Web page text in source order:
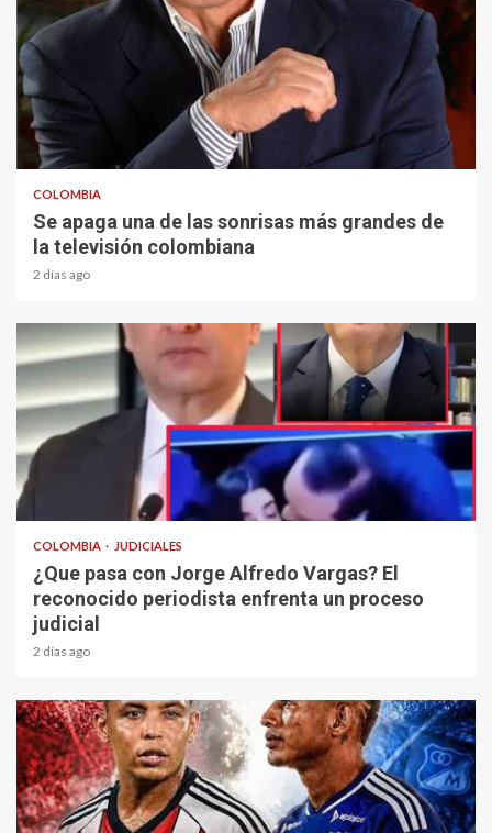
1 min read
COLOMBIA
Se apaga una de las sonrisas más grandes de
la televisión colombiana
2 días ago
COLOMBIA JUDICIALES
¿Que pasa con Jorge Alfredo Vargas? El
reconocido periodista enfrenta un proceso
judicial
2 días ago